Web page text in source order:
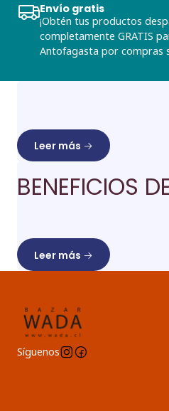
Envío gratis
¡Obtén tus productos
completamente GRATIS
Antofagasta por compras
Leer más
BENEFICIOS
Leer más
Síguenos